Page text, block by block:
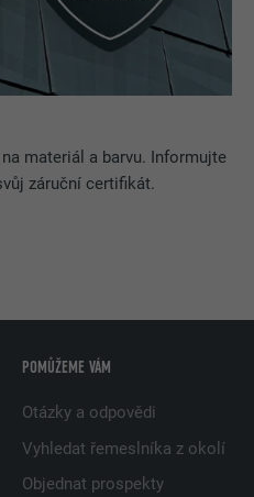
materiál a barvu. Informujte
záruční certifikát.
POMŮŽEME VÁM
Otázky a odpovědi
Vyhledat řemeslníka z okolí
Objednat prospekty